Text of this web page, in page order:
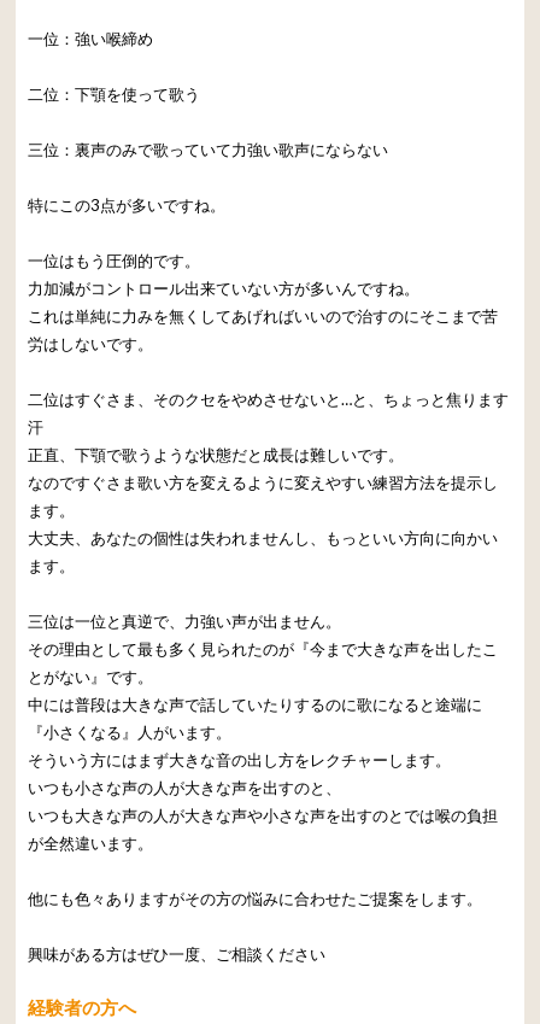
一位：強い喉締め
二位：下顎を使って歌う
三位：裏声のみで歌っていて力強い歌声にならない
特にこの3点が多いですね。
一位はもう圧倒的です。
力加減がコントロール出来ていない方が多いんですね。
これは単純に力みを無くしてあげればいいので治すのにそこまで苦
労はしないです。
二位はすぐさま、そのクセをやめさせないと…と、ちょっと焦ります
汗
正直、下顎で歌うような状態だと成長は難しいです。
なのですぐさま歌い方を変えるように変えやすい練習方法を提示し
ます。
大丈夫、あなたの個性は失われませんし、もっといい方向に向かい
ます。
三位は一位と真逆で、力強い声が出ません。
その理由として最も多く見られたのが『今まで大きな声を出したこ
とがない』です。
中には普段は大きな声で話していたりするのに歌になると途端に
『小さくなる』人がいます。
そういう方にはまず大きな音の出し方をレクチャーします。
いつも小さな声の人が大きな声を出すのと、
いつも大きな声の人が大きな声や小さな声を出すのとでは喉の負担
が全然違います。
他にも色々ありますがその方の悩みに合わせたご提案をします。
興味がある方はぜひ一度、ご相談ください
経験者の方へ